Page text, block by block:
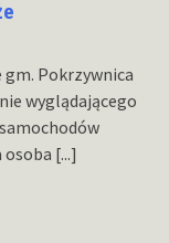
gm. Pokrzywnica
wyglądającego
osoba [...]